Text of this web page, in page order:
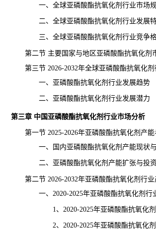
一、全球亚磷酸酯抗氧化剂行业市场规
二、全球亚磷酸酯抗氧化剂行业发展
三、全球亚磷酸酯抗氧化剂行业竞争
第二节 主要国家与地区亚磷酸酯抗氧化剂
第三节 2026-2032年全球亚磷酸酯抗氧化剂
一、亚磷酸酯抗氧化剂行业发展趋势
二、亚磷酸酯抗氧化剂行业发展潜力
第三章 中国亚磷酸酯抗氧化剂行业市场分析
第一节 2025-2026年亚磷酸酯抗氧化剂产能
一、国内亚磷酸酯抗氧化剂产能现状与
二、亚磷酸酯抗氧化剂产能扩张与投资
第二节 2026-2032年亚磷酸酯抗氧化剂行业
一、2020-2025年亚磷酸酯抗氧化剂行业
1、2020-2025年亚磷酸酯抗氧化剂产
2、2020-2025年亚磷酸酯抗氧化剂细